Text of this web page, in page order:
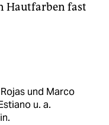
Hautfarben fast
und Marco
u. a.